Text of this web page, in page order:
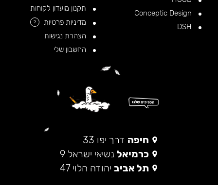
תקנון מועדון לקוחות
מדיניות פרטיות
?
הצהרת נגישות
החשבון שלי
חיפה דרך יפו 33
כרמיאל נשיאי ישראל 9
תל אביב יהודה הלוי 47